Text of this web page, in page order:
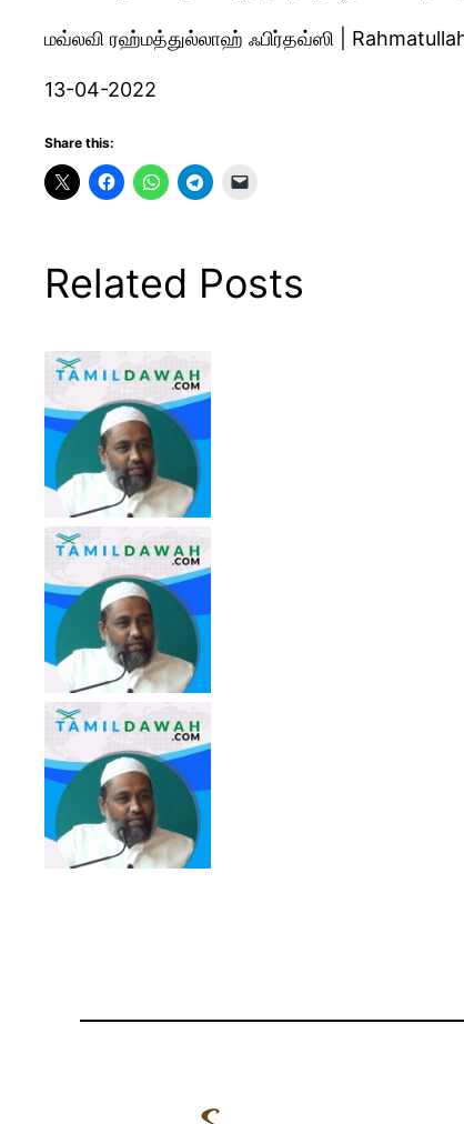
மவ்லவி ரஹ்மத்துல்லாஹ் ஃபிர்தவ்ஸி |
13-04-2022
Share this:
Related Posts